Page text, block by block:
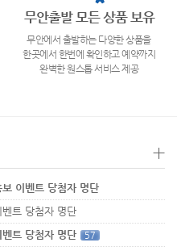
무안출발 모든 상품 보유
무안에서 출발하는 다양한 상품을
한곳에서 한번에 확인하고 예약까지
완벽한 원스톱 서비스 제공
+
이벤트 당첨자 명단
트 당첨자 명단
트 당첨자 명단
57